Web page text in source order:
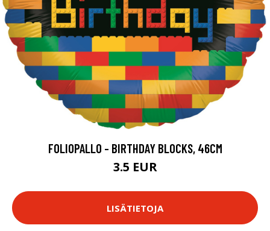
FOLIOPALLO - BIRTHDAY BLOCKS, 46CM
3.5 EUR
LISÄTIETOJA